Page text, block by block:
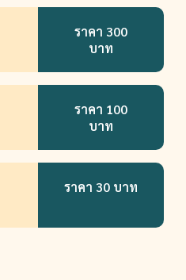
ราคา 300
บาท
ราคา 100
บาท
ราคา 30 บาท